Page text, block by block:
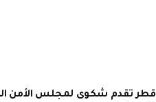
قطر تقدم شكوى لمجلس الأمن